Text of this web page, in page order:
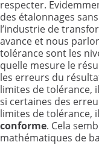
respecter.
des étalonnages
l’industrie de
avance et nous
tolérance sont les
quelle mesure le
les erreurs du
limites de tolérance,
si certaines des
limites de tolérance,
conforme. Cela
mathématiques de